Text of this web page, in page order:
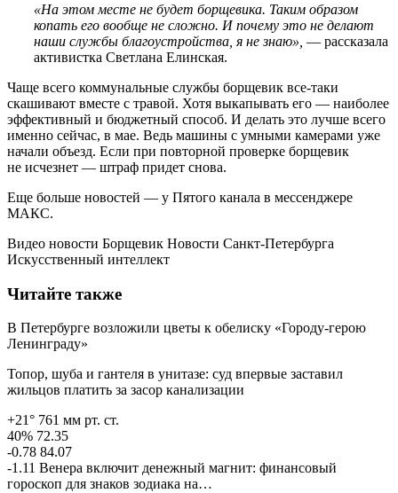
«На этом месте не будет борщевика. Таким образом
копать его вообще не сложно. И почему это не делают
наши службы благоустройства, я не знаю», — рассказала
активистка Светлана Елинская.
Чаще всего коммунальные службы борщевик все-таки
скашивают вместе с травой. Хотя выкапывать его — наиболее
эффективный и бюджетный способ. И делать это лучше всего
именно сейчас, в мае. Ведь машины с умными камерами уже
начали объезд. Если при повторной проверке борщевик
не исчезнет — штраф придет снова.
Еще больше новостей — у Пятого канала в мессенджере
МАКС.
Видео новости Борщевик Новости Санкт-Петербурга
Искусственный интеллект
Читайте также
В Петербурге возложили цветы к обелиску «Городу-герою
Ленинграду»
Топор, шуба и гантеля в унитазе: суд впервые заставил
жильцов платить за засор канализации
+21° 761 мм рт. ст.
40% 72.35
-0.78 84.07
-1.11 Венера включит денежный магнит: финансовый
гороскоп для знаков зодиака на…